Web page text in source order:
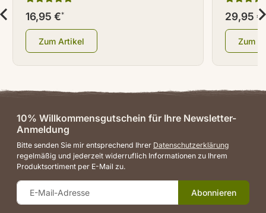
16,95 €*
Zum Artikel
29,95 €*
Zum
10% Willkommensgutschein für Ihre Newsletter-
Anmeldung
Bitte senden Sie mir entsprechend Ihrer Datenschutzerklärung
regelmäßig und jederzeit widerruflich Informationen zu Ihrem
Produktsortiment per E-Mail zu.
Abonnieren